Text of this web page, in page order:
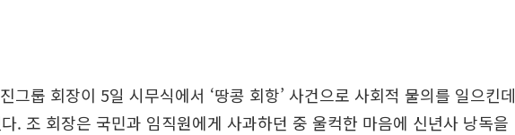
그룹 회장이 5일 시무식에서 ‘땅콩 회항’ 사건으로 사회적 물의를 일으킨데
. 조 회장은 국민과 임직원에게 사과하던 중 울컥한 마음에 신년사 낭독을